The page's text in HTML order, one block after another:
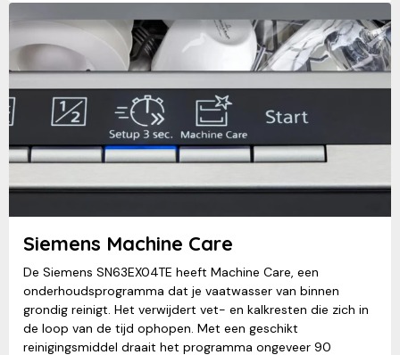
Siemens Machine Care
De Siemens SN63EX04TE heeft Machine Care, een
onderhoudsprogramma dat je vaatwasser van binnen
grondig reinigt. Het verwijdert vet- en kalkresten die zich in
de loop van de tijd ophopen. Met een geschikt
reinigingsmiddel draait het programma ongeveer 90